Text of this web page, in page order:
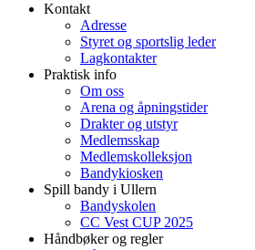
Kontakt
Adresse
Styret og sportslig leder
Lagkontakter
Praktisk info
Om oss
Arena og åpningstider
Drakter og utstyr
Medlemsskap
Medlemskolleksjon
Bandykiosken
Spill bandy i Ullern
Bandyskolen
CC Vest CUP 2025
Håndbøker og regler